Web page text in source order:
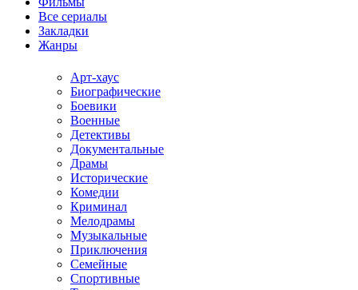
Все сериалы
Закладки
Жанры
Арт-хаус
Биографические
Боевики
Военные
Детективы
Документальные
Драмы
Исторические
Комедии
Криминал
Мелодрамы
Музыкальные
Приключения
Семейные
Спортивные